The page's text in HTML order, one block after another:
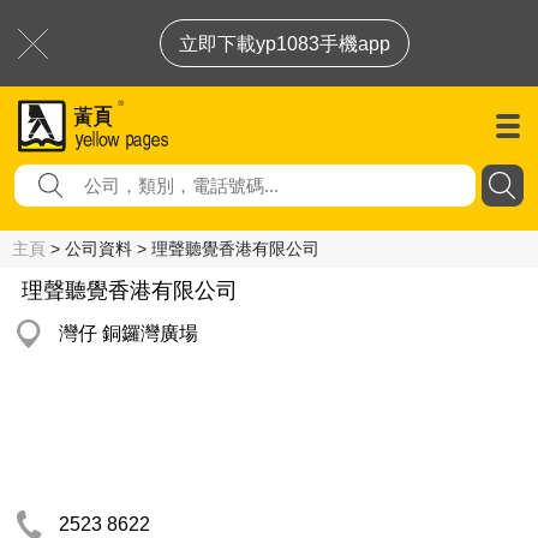
立即下載yp1083手機app
主頁 > 公司資料 > 理聲聽覺香港有限公司
理聲聽覺香港有限公司
灣仔 銅鑼灣廣場
2523 8622